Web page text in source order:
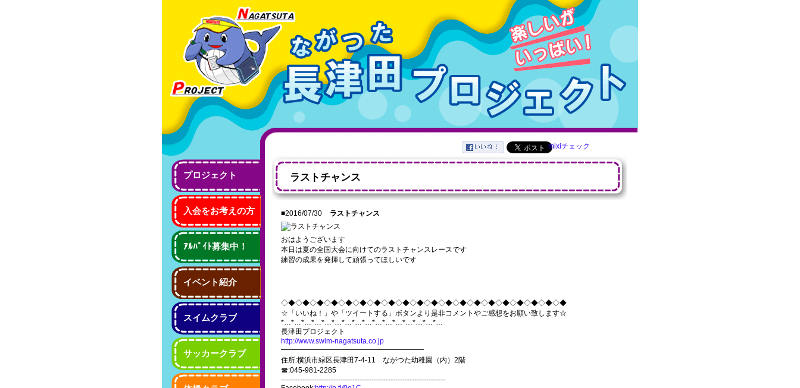
mixiチェック
ラストチャンス
■2016/07/30 ラストチャンス
おはようございます
本日は夏の全国大会に向けてのラストチャンスレースです
練習の成果を発揮して頑張ってほしいです
◇◆◇◆◇◆◇◆◇◆◇◆◇◆◇◆◇◆◇◆◇◆◇◆◇◆◇◆◇◆◇◆◇◆◇◆◇◆◇◆
☆「いいね！」や「ツイートする」ボタンより是非コメントやご感想をお願い致します☆
*…*…*…*…*…*…*…*…*…*…*…*…*…*…*…*…
長津田プロジェクト
http://www.swim-nagatsuta.co.jp
━━━━━━━━━━━━━━━━━━━━
住所:横浜市緑区長津田7-4-11 ながつた幼稚園（内）2階
☎:045-981-2285
---------------------------------------------------------------------
プロジェクト
入会をお考えの方
ｱﾙﾊﾞｲﾄ募集中！
イベント紹介
スイムクラブ
サッカークラブ